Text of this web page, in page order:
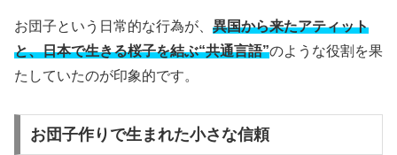
お団子という日常的な行為が、 異国から来たアティット
と、日本で生きる桜子を結ぶ“共通言語”のような役割を果
たしていたのが印象的です。
お団子作りで生まれた小さな信頼